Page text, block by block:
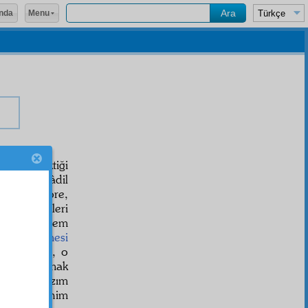
çektiği
Ve âdil
göre,
söyledikleri
hem
Mahkemesi
o
e atmak
lâzım
mühim
Menu